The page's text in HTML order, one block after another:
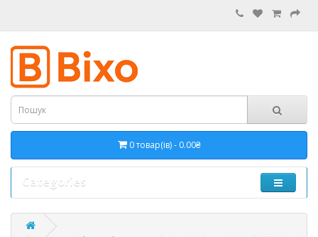
0 товар(ів) - 0.00₴
Categories